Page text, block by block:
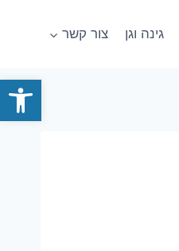
פתח
גינה וגן צור קשר